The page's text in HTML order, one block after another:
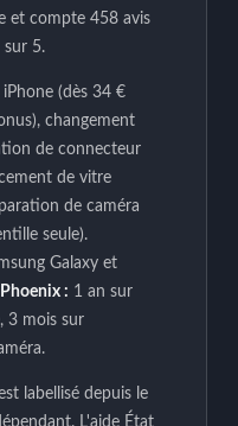
et compte 458 avis
sur 5.
(dès 34 €
changement
de connecteur
de vitre
de caméra
seule).
Galaxy et
: 1 an sur
3 mois sur
labellisé depuis le
L'aide État